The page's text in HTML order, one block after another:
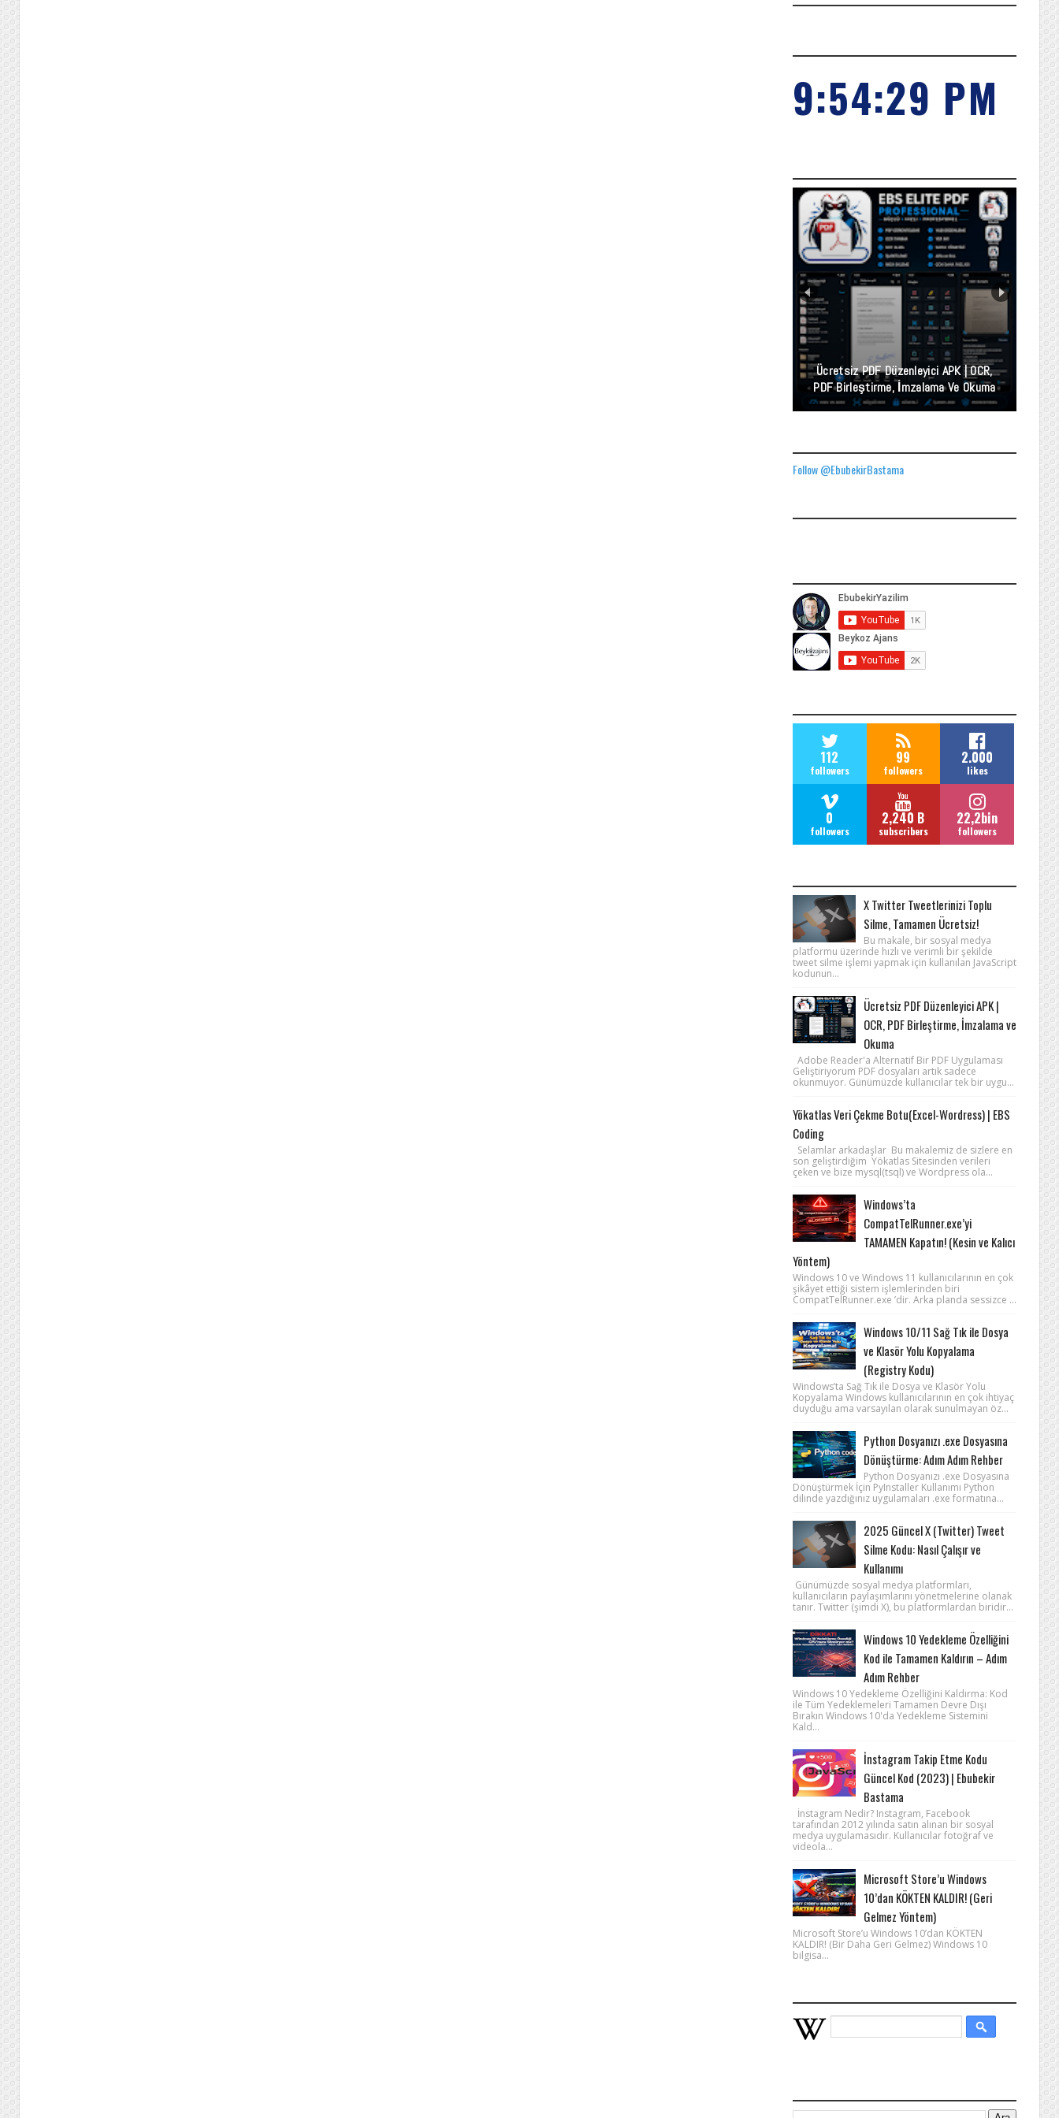
9:54:30 PM
Ücretsiz PDF Düzenleyici APK | OCR,
PDF Birleştirme, İmzalama Ve Okuma
Follow @EbubekirBastama
112
followers
99
followers
2.000
likes
0
followers
2,240 B
subscribers
22,2bin
followers
X Twitter Tweetlerinizi Toplu
Silme, Tamamen Ücretsiz!
Bu makale, bir sosyal medya
platformu üzerinde hızlı ve verimli bir şekilde
tweet silme işlemi yapmak için kullanılan JavaScript
kodunun...
Ücretsiz PDF Düzenleyici APK |
OCR, PDF Birleştirme, İmzalama ve
Okuma
Adobe Reader'a Alternatif Bir PDF Uygulaması
Geliştiriyorum PDF dosyaları artık sadece
okunmuyor. Günümüzde kullanıcılar tek bir uygu...
Yökatlas Veri Çekme Botu(Excel-Wordress) | EBS
Coding
Selamlar arkadaşlar Bu makalemiz de sizlere en
son geliştirdiğim Yökatlas Sitesinden verileri
çeken ve bize mysql(tsql) ve Wordpress ola...
Windows’ta
CompatTelRunner.exe’yi
TAMAMEN Kapatın! (Kesin ve Kalıcı
Yöntem)
Windows 10 ve Windows 11 kullanıcılarının en çok
şikâyet ettiği sistem işlemlerinden biri
CompatTelRunner.exe ’dir. Arka planda sessizce ...
Windows 10/11 Sağ Tık ile Dosya
ve Klasör Yolu Kopyalama
(Registry Kodu)
Windows’ta Sağ Tık ile Dosya ve Klasör Yolu
Kopyalama Windows kullanıcılarının en çok ihtiyaç
duyduğu ama varsayılan olarak sunulmayan öz...
Python Dosyanızı .exe Dosyasına
Dönüştürme: Adım Adım Rehber
Python Dosyanızı .exe Dosyasına
Dönüştürmek İçin PyInstaller Kullanımı Python
dilinde yazdığınız uygulamaları .exe formatına...
2025 Güncel X (Twitter) Tweet
Silme Kodu: Nasıl Çalışır ve
Kullanımı
Günümüzde sosyal medya platformları,
kullanıcıların paylaşımlarını yönetmelerine olanak
tanır. Twitter (şimdi X), bu platformlardan biridir...
Windows 10 Yedekleme Özelliğini
Kod ile Tamamen Kaldırın – Adım
Adım Rehber
Windows 10 Yedekleme Özelliğini Kaldırma: Kod
ile Tüm Yedeklemeleri Tamamen Devre Dışı
Bırakın Windows 10'da Yedekleme Sistemini
Kald...
İnstagram Takip Etme Kodu
Güncel Kod (2023) | Ebubekir
Bastama
İnstagram Nedir? Instagram, Facebook
tarafından 2012 yılında satın alınan bir sosyal
medya uygulamasıdır. Kullanıcılar fotoğraf ve
videola...
Microsoft Store’u Windows
10’dan KÖKTEN KALDIR! (Geri
Gelmez Yöntem)
Microsoft Store’u Windows 10’dan KÖKTEN
KALDIR! (Bir Daha Geri Gelmez) Windows 10
bilgisa...